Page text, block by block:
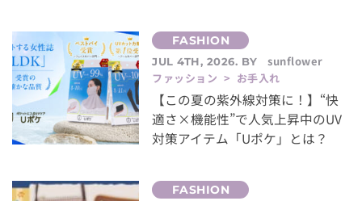
JUL 4TH, 2026. BY
sunflower
ファッション > お手入れ
【この夏の紫外線対策に！】“快
適さ×機能性”で人気上昇中のUV
対策アイテム「Uポケ」とは？